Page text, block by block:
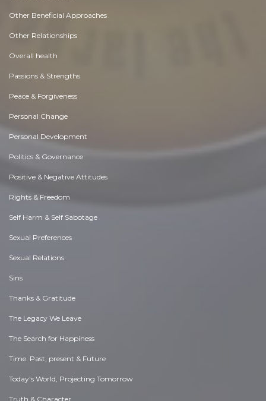
Other Beneficial Approaches
Other Relationships
Overall health
Passions & Strengths
Peace & Forgiveness
Personal Change
Personal Development
Politics & Governance
Positive & Negative Attitudes
Rights & Freedom
Self Harm & Self Sabotage
Sexual Preferences
Sexual Relations
Sins
Thanks & Gratitude
The Legacy We Leave
The Search for Happiness
Time. Past, present & Future
Today's World, Projecting Tomorrow
Truth & Character